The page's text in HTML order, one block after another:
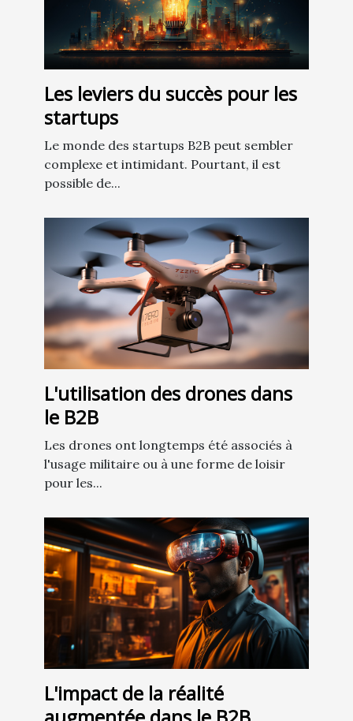
Les leviers du succès pour les
startups
Le monde des startups B2B peut sembler
complexe et intimidant. Pourtant, il est
possible de...
L'utilisation des drones dans
le B2B
Les drones ont longtemps été associés à
l'usage militaire ou à une forme de loisir
pour les...
L'impact de la réalité